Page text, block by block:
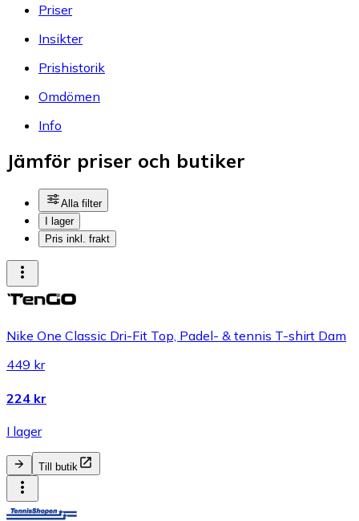
Priser
Insikter
Prishistorik
Omdömen
Info
Jämför priser och butiker
Alla filter
I lager
Pris inkl. frakt
Nike One Classic Dri-Fit Top, Padel- & tennis T-shirt Dam
449 kr
224 kr
I lager
Till butik